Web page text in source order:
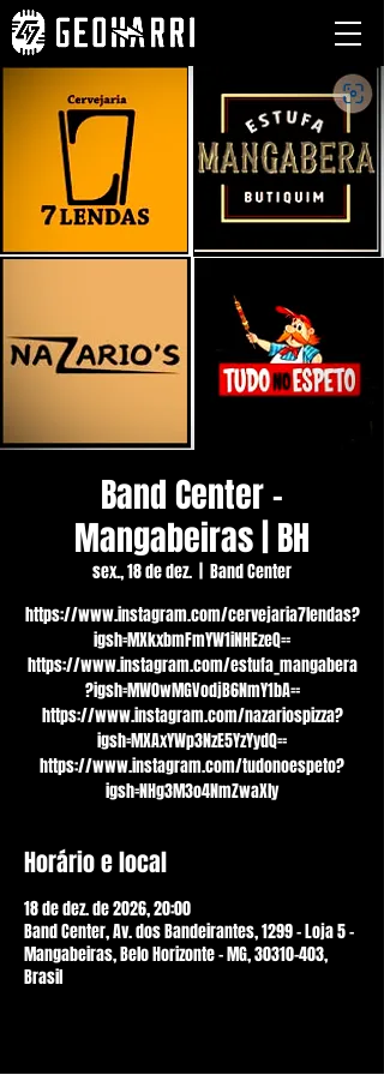
Band Center -
Mangabeiras | BH
sex., 18 de dez.
Band Center
https://www.instagram.com/cervejaria7lendas?
igsh=MXkxbmFmYW1iNHEzeQ==
https://www.instagram.com/estufa_mangabera
?igsh=MW0wMGVodjB6NmY1bA==
https://www.instagram.com/nazariospizza?
igsh=MXAxYWp3NzE5YzYydQ==
https://www.instagram.com/tudonoespeto?
igsh=NHg3M3o4NmZwaXly
Horário e local
18 de dez. de 2026, 20:00
Band Center, Av. dos Bandeirantes, 1299 - Loja 5 -
Mangabeiras, Belo Horizonte - MG, 30310-403,
Brasil